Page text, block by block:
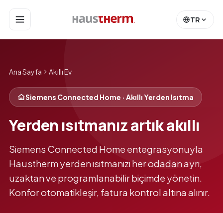
TR
Ana Sayfa Akıllı Ev
Siemens Connected Home · Akıllı Yerden Isıtma
Yerden ısıtmanız artık akıllı
Siemens Connected Home entegrasyonuyla
Haustherm yerden ısıtmanızı her odadan ayrı,
uzaktan ve programlanabilir biçimde yönetin.
Konfor otomatikleşir, fatura kontrol altına alınır.